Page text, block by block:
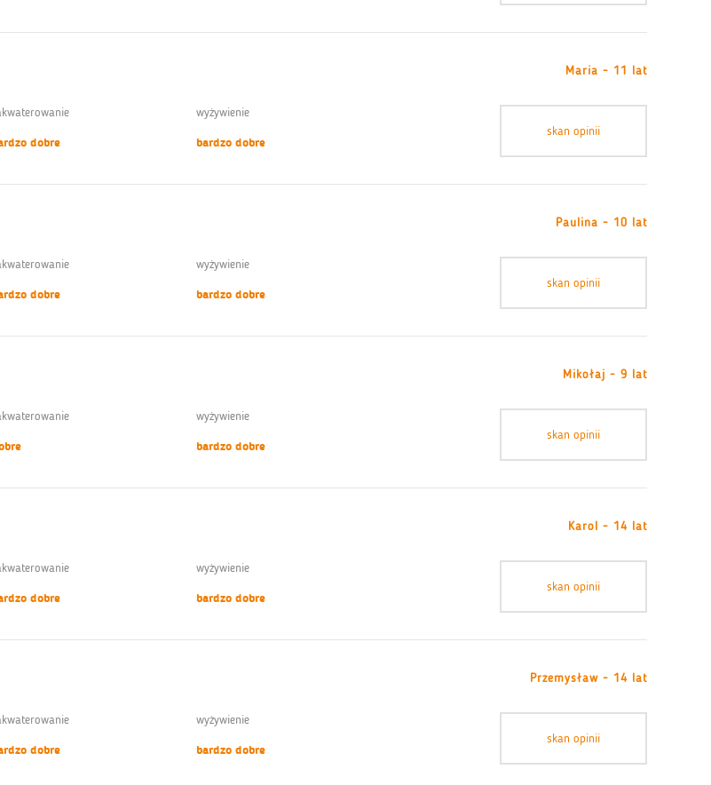
Maria - 11 lat
dobre
wyżywienie
bardzo dobre
skan opinii
Paulina - 10 lat
dobre
wyżywienie
bardzo dobre
skan opinii
Mikołaj - 9 lat
wyżywienie
bardzo dobre
skan opinii
Karol - 14 lat
dobre
wyżywienie
bardzo dobre
skan opinii
Przemysław - 14 lat
dobre
wyżywienie
bardzo dobre
skan opinii